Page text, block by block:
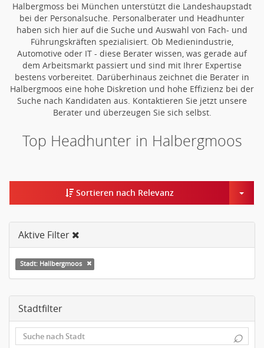
Halbergmoss bei München unterstützt die Landeshaupstadt
bei der Personalsuche. Personalberater und Headhunter
haben sich hier auf die Suche und Auswahl von Fach- und
Führungskräften spezialisiert. Ob Medienindustrie,
Automotive oder IT - diese Berater wissen, was gerade auf
dem Arbeitsmarkt passiert und sind mit Ihrer Expertise
bestens vorbereitet. Darüberhinaus zeichnet die Berater in
Halbergmoos eine hohe Diskretion und hohe Effizienz bei der
Suche nach Kandidaten aus. Kontaktieren Sie jetzt unsere
Berater und überzeugen Sie sich selbst.
Top Headhunter in Halbergmoos
Sortieren nach Relevanz
Aktive Filter
Stadt: Hallbergmoos
Stadtfilter
⌕